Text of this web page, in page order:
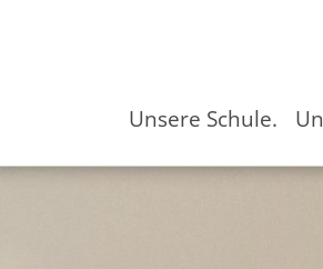
Unsere Schule.